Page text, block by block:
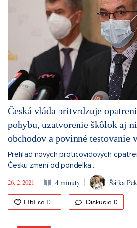
Česká vláda pritvrdzuje
pohybu, uzatvorenie škôlok aj
obchodov a povinné testovanie
Prehľad nových proticovidových
Česku zmení od pondelka...
26. 2. 2021
4 minuty Šárka
Diskusie 0